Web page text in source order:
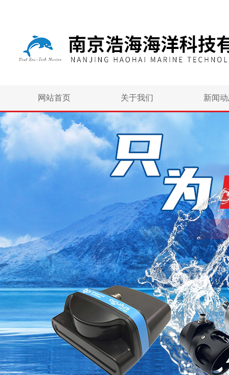
网站首页 关于我们 新闻